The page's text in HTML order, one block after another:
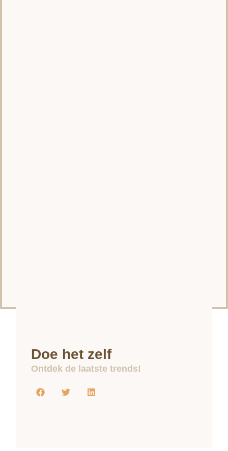
Doe het zelf
Ontdek de laatste trends!